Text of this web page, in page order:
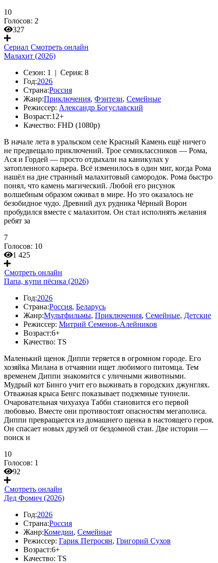
10
Голосов: 2
327
Сериал Смотреть онлайн
Малахит (2026)
Сезон: 1 | Серия: 8
Год:2026
Страна:Россия
Жанр:Приключения, Фэнтези, Семейные
Режиссер: Александр Богуславский
Возраст:12+
Качество: FHD (1080p)
В начале лета в уральском селе Красный Камень ещё ничего
не предвещало приключений. Трое семиклассников — Рома,
Ася и Гордей — просто отдыхали на каникулах у
затопленного карьера. Всё изменилось в один миг, когда Рома
нашёл на дне странный малахитовый самородок. Рома быстро
понял, что камень магический. Любой его рисунок
волшебным образом оживал в мире. Но это оказалось не
безобидное чудо. Древний дух рудника Чёрный Ворон
пробудился вместе с малахитом. Он стал исполнять желания
ребят за
7
Голосов: 10
1 425
Смотреть онлайн
Папа, купи пёсика (2026)
Год:2026
Страна:Россия, Беларусь
Жанр:Мультфильмы, Приключения, Семейные, Детские
Режиссер: Митрий Семенов-Алейников
Возраст:6+
Качество: TS
Маленький щенок Диппи теряется в огромном городе. Его
хозяйка Милана в отчаянии ищет любимого питомца. Тем
временем Диппи знакомится с уличными животными.
Мудрый кот Бинго учит его выживать в городских джунглях.
Отважная крыса Бенгс показывает подземные туннели.
Очаровательная чихуахуа Табби становится его первой
любовью. Вместе они противостоят опасностям мегаполиса.
Диппи превращается из домашнего щенка в настоящего героя.
Он спасает новых друзей от бездомной стаи. Две истории —
поиск и
10
Голосов: 1
92
Смотреть онлайн
Дед Фомич (2026)
Год:2026
Страна:Россия
Жанр:Комедии, Семейные
Режиссер: Гарик Петросян, Григорий Сухов
Возраст:6+
Качество: TS